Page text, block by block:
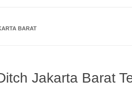
BARAT
Jakarta Barat